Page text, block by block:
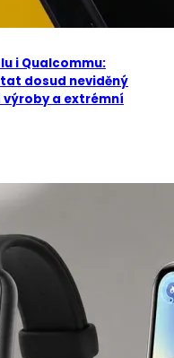
i Qualcommu:
dosud neviděný
výroby a extrémní